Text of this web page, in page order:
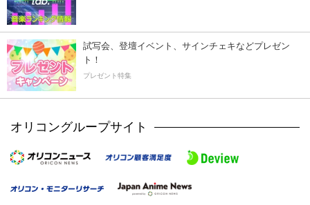
試写会、登壇イベント、サインチェキなどプレゼン
ト！
プレゼント特集
オリコングループサイト